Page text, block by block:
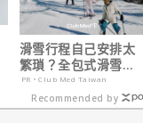
滑雪行程自己安排太
繁瑣？全包式滑雪假
期：出門即雪場，一
價全包不怕預算爆
表！
PR・Club Med Taiwan
Recommended by